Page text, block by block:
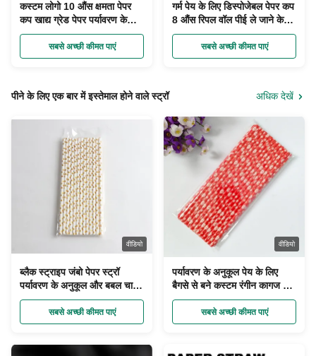
कस्टम लोगो 10 औंस क्षमता पेपर
कप खाद्य ग्रेड पेपर पर्यावरण के
अनुकूल
सबसे अच्छी कीमत पाएं
गर्म पेय के लिए डिस्पोजेबल पेपर कप
8 औंस रिपल वॉल पीई ले जाने के
लिए ले जाने के लिए लेपित पेपर कप
सबसे अच्छी कीमत पाएं
पीने के लिए एक बार में इस्तेमाल होने वाले स्ट्रॉ अधिक देखें
वीडियो
ब्लैक स्ट्राइप जंबो पेपर स्ट्रॉ
पर्यावरण के अनुकूल और बबल चाय
पीने के लिए डिस्पोजेबल
सबसे अच्छी कीमत पाएं
वीडियो
पर्यावरण के अनुकूल पेय के लिए
बैगसे से बने कस्टम रंगीन कागज पेय
पुआल
सबसे अच्छी कीमत पाएं